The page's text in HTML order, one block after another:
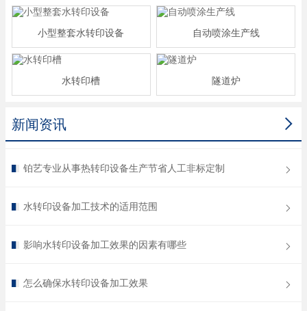
小型整套水转印设备 自动喷涂生产线
水转印槽 隧道炉

新闻资讯
铂艺专业从事热转印设备生产节省人工非标定制
水转印设备加工技术的适用范围
影响水转印设备加工效果的因素有哪些
怎么确保水转印设备加工效果